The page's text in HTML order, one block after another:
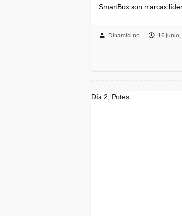
SmartBox son marcas
Dinamicline 16 junio,
Día 2, Potes